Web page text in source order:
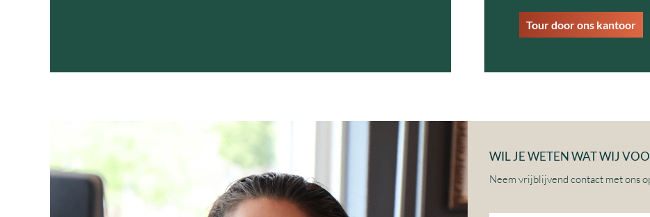
Tour door ons kantoor
WIL JE WETEN WAT WIJ
Neem vrijblijvend contact met ons